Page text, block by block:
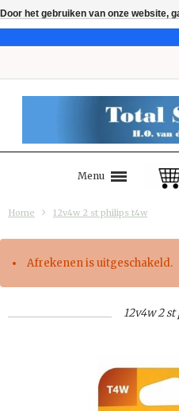
Menu
Home 12v4w 2 st philips t4w
Afrekenen is uitgeschakeld.
12v4w 2
Door het gebruiken van onze website,